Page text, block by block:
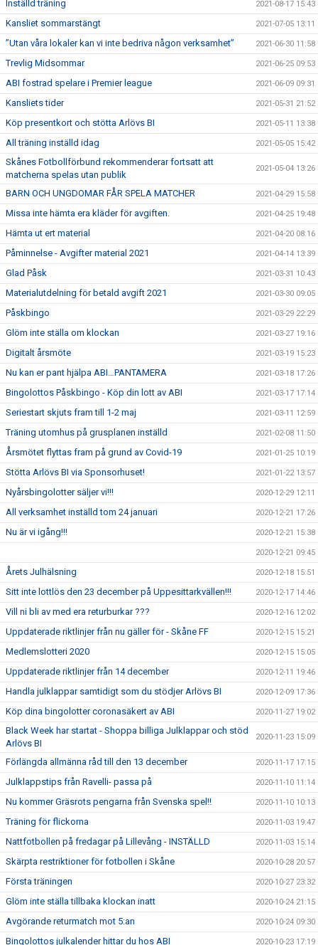
Inställd träning 2021-08-17 15:43
Kansliet sommarstängt 2021-07-05 13:11
”Utan våra lokaler kan vi inte bedriva någon verksamhet” 2021-06-30 11:58
Trevlig Midsommar 2021-06-25 09:53
ABI fostrad spelare i Premier league 2021-06-09 09:31
Kansliets tider 2021-05-31 21:52
Köp presentkort och stötta Arlövs BI 2021-05-11 13:38
All träning inställd idag 2021-05-05 15:42
Skånes Fotbollförbund rekommenderar fortsatt att
matcherna spelas utan publik
2021-05-04 13:26
BARN OCH UNGDOMAR FÅR SPELA MATCHER 2021-04-29 15:58
Missa inte hämta era kläder för avgiften. 2021-04-25 19:48
Hämta ut ert material 2021-04-20 08:16
Påminnelse - Avgifter material 2021 2021-04-14 13:39
Glad Påsk 2021-03-31 10:43
Materialutdelning för betald avgift 2021 2021-03-30 09:05
Påskbingo 2021-03-29 22:29
Glöm inte ställa om klockan 2021-03-27 19:16
Digitalt årsmöte 2021-03-19 15:23
Nu kan er pant hjälpa ABI…PANTAMERA 2021-03-18 17:26
Bingolottos Påskbingo - Köp din lott av ABI 2021-03-17 17:14
Seriestart skjuts fram till 1-2 maj 2021-03-11 12:59
Träning utomhus på grusplanen inställd 2021-02-08 11:50
Årsmötet flyttas fram på grund av Covid-19 2021-01-25 10:19
Stötta Arlövs BI via Sponsorhuset! 2021-01-22 13:57
Nyårsbingolotter säljer vi!!! 2020-12-29 12:11
All verksamhet inställd tom 24 januari 2020-12-21 17:26
Nu är vi igång!!! 2020-12-21 15:38
2020-12-21 09:45
Årets Julhälsning 2020-12-18 15:51
Sitt inte lottlös den 23 december på Uppesittarkvällen!!! 2020-12-17 14:46
Vill ni bli av med era returburkar ??? 2020-12-16 12:02
Uppdaterade riktlinjer från nu gäller för - Skåne FF 2020-12-15 15:21
Medlemslotteri 2020 2020-12-15 15:05
Uppdaterade riktlinjer från 14 december 2020-12-11 19:46
Handla julklappar samtidigt som du stödjer Arlövs BI 2020-12-09 17:36
Köp dina bingolotter coronasäkert av ABI 2020-11-27 19:02
Black Week har startat - Shoppa billiga Julklappar och stöd
Arlövs BI
2020-11-23 15:09
Förlängda allmänna råd till den 13 december 2020-11-17 17:15
Julklappstips från Ravelli- passa på 2020-11-10 11:14
Nu kommer Gräsrots pengarna från Svenska spel!! 2020-11-10 10:13
Träning för flickorna 2020-11-03 19:47
Nattfotbollen på fredagar på Lillevång - INSTÄLLD 2020-11-03 15:14
Skärpta restriktioner för fotbollen i Skåne 2020-10-28 20:57
Första träningen 2020-10-27 23:32
Glöm inte ställa tillbaka klockan inatt 2020-10-24 21:15
Avgörande returmatch mot 5:an 2020-10-24 09:30
Bingolottos julkalender hittar du hos ABI 2020-10-23 17:19